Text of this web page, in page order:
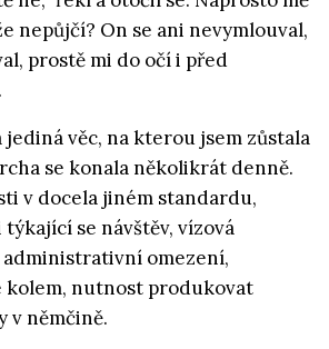
nepůjčí? On se ani nevymlouval,
prostě mi do očí i před
.
věc, na kterou jsem zůstala
se konala několikrát denně.
v docela jiném standardu,
se návštěv, vízová
omezení,
kolem, nutnost produkovat
v němčině.